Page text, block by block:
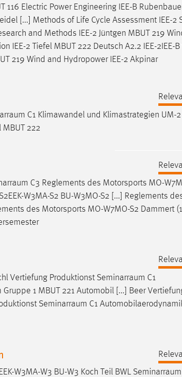
116 Electric Power Engineering IEE-B Rubenbauer
[...] Methods of Life Cycle Assessment IEE-2
and Methods IEE-2 Jüntgen MBUT 219
IEE-2 Tiefel MBUT 222 Deutsch A2.2 IEE-2IEE-B
219 Wind and Hydropower IEE-2 Akpinar
C1 Klimawandel und Klimastrategien UM-
MBUT 222
C3 Reglements des Motorsports MO-
W3MA-S2 BU-W3MO-S2 [...] Reglements
des Motorsports MO-W7MO-S2 Dammert
Vertiefung Produktionst Seminarraum C1
1 MBUT 221 Automobil [...] Beer
Seminarraum C1
W3MA-W3 BU-W3 Koch Teil BWL Seminarraum